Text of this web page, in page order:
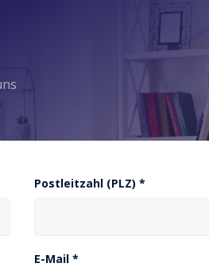
Postleitzahl (PLZ) *
E-Mail *